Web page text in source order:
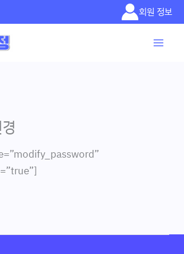
회원 정보